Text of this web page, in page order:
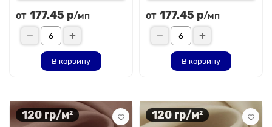
от 177.45 р/мп
В корзину
от 177.45 р/мп
В корзину
120 гр/м² 120 гр/м²